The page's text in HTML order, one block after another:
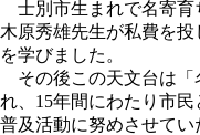
士別市生まれで名寄育
木原秀雄先生が私費を投
を学びました。
その後この天文台は「
れ、15年間にわたり市
普及活動に努めさせてい